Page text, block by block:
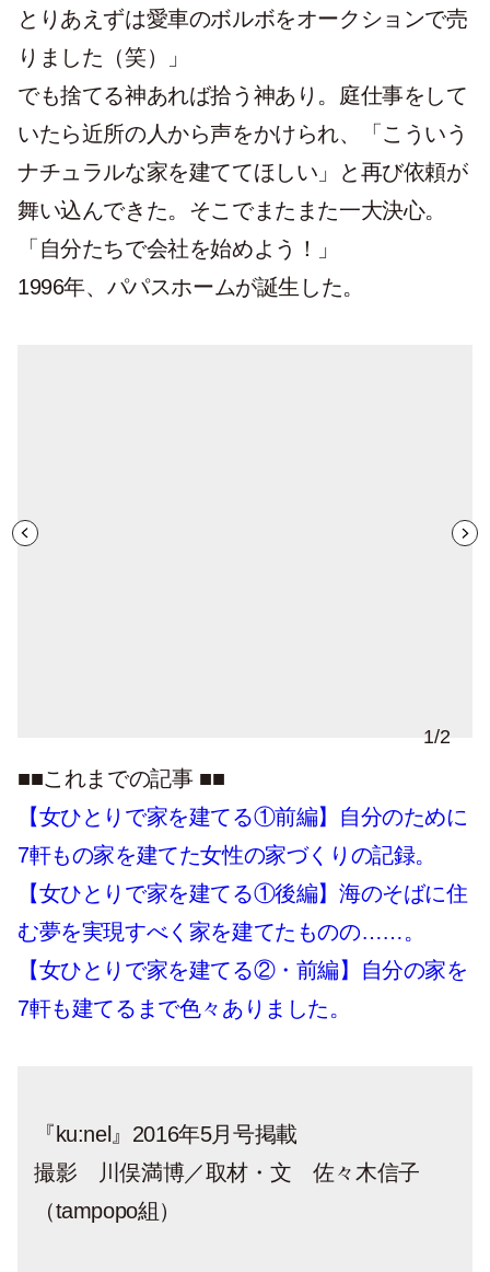
とりあえずは愛車のボルボをオークションで売
りました（笑）」
でも捨てる神あれば拾う神あり。庭仕事をして
いたら近所の人から声をかけられ、「こういう
ナチュラルな家を建ててほしい」と再び依頼が
舞い込んできた。そこでまたまた一大決心。
「自分たちで会社を始めよう！」
1996年、パパスホームが誕生した。
1/2
■■これまでの記事■■
【女ひとりで家を建てる①前編】自分のために
7軒もの家を建てた女性の家づくりの記録。
【女ひとりで家を建てる①後編】海のそばに住
む夢を実現すべく家を建てたものの……。
【女ひとりで家を建てる②・前編】自分の家を
7軒も建てるまで色々ありました。
『ku:nel』2016年5月号掲載
撮影 川俣満博／取材・文 佐々木信子
（tampopo組）